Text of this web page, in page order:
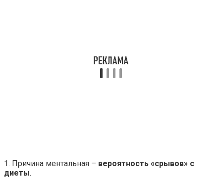
1. Причина ментальная – вероятность «срывов» с
диеты.